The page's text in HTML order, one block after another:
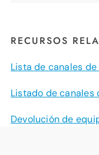
RECURSOS
Lista de canales de
Listado de canales
Devolución de